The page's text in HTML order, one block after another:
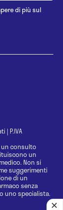
di più sul
| P.IVA
consulto
un
Non si
suggerimenti
di un
senza
uno specialista.